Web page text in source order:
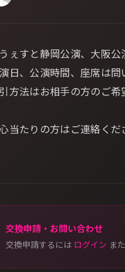
ぇすと静岡公演、大阪公
日、公演時間、座席は問
方法はお相手の方のご希
当たりの方はご連絡くだ
交換申請・お問い合わせ
交換申請するには ログイン ま